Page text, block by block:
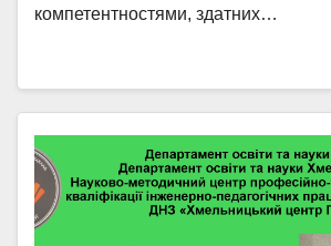
компетентностями, здатних…